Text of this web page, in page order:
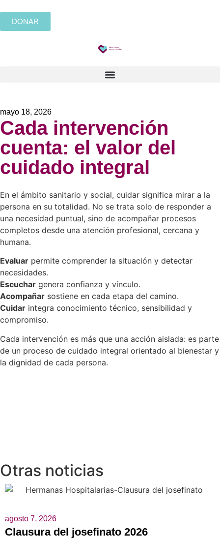
DONAR
mayo 18, 2026
Cada intervención
cuenta: el valor del
cuidado integral
En el ámbito sanitario y social, cuidar significa mirar a la
persona en su totalidad. No se trata solo de responder a
una necesidad puntual, sino de acompañar procesos
completos desde una atención profesional, cercana y
humana.
Evaluar permite comprender la situación y detectar
necesidades.
Escuchar genera confianza y vínculo.
Acompañar sostiene en cada etapa del camino.
Cuidar integra conocimiento técnico, sensibilidad y
compromiso.
Cada intervención es más que una acción aislada: es parte
de un proceso de cuidado integral orientado al bienestar y
la dignidad de cada persona.
Otras noticias
agosto 7, 2026
Clausura del josefinato 2026